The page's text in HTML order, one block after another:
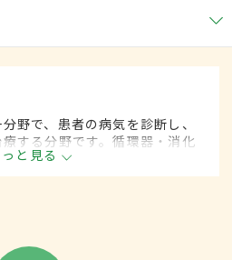
野で、患者の病気を診断し、
する分野です。循環器・消化
ど広範な領域にわたります。
と見る